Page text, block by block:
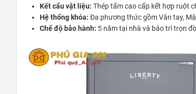
Kết cấu vật liệu: Thép tấm cao cấp kết hợp ruột
Hệ thống khóa: Đa phương thức gồm Vân tay,
Chế độ bảo hành: 5 năm tại nhà và bảo trì trọn